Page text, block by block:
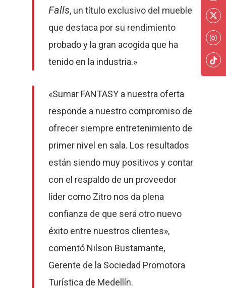
Falls, un título exclusivo del mueble
que destaca por su rendimiento
probado y la gran acogida que ha
tenido en la industria.»
«Sumar FANTASY a nuestra oferta
responde a nuestro compromiso de
ofrecer siempre entretenimiento de
primer nivel en sala. Los resultados
están siendo muy positivos y contar
con el respaldo de un proveedor
líder como Zitro nos da plena
confianza de que será otro nuevo
éxito entre nuestros clientes»,
comentó Nilson Bustamante,
Gerente de la Sociedad Promotora
Turística de Medellín.Slots